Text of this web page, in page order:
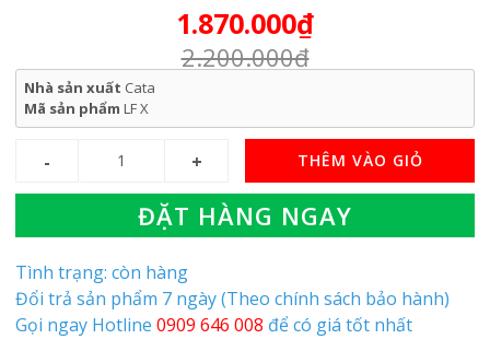
1.870.000₫
2.200.000₫
Nhà sản xuất Cata
Mã sản phẩm LF X
THÊM VÀO GIỎ
ĐẶT HÀNG NGAY
Tình trạng: còn hàng
Đổi trả sản phẩm 7 ngày (Theo chính sách bảo hành)
Gọi ngay Hotline 0909 646 008 để có giá tốt nhất